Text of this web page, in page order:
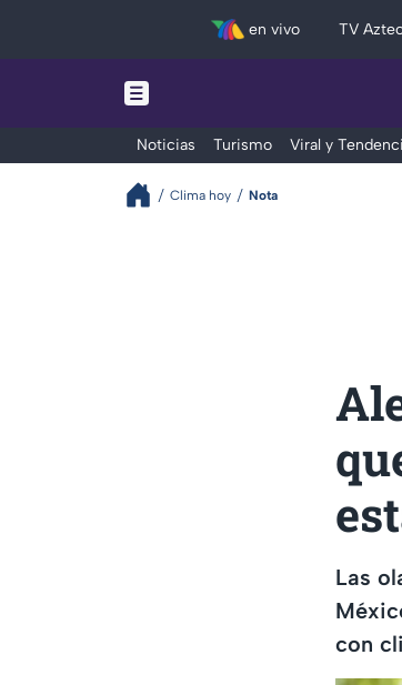
en vivo TV
Noticias Turismo Viral y
Clima hoy Nota
Las
con